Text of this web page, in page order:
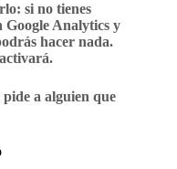
si no tienes
Google Analytics y
hacer nada.
pide a alguien que